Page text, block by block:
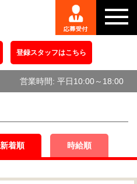
登録スタッフはこちら
営業時間: 平日10:00～18:00
新着順 時給順